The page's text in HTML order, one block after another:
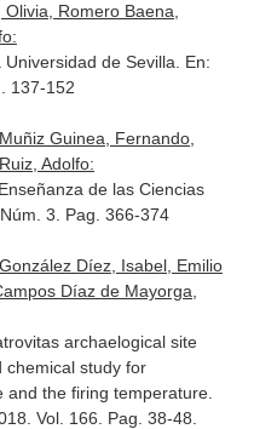
Romero Baena,
de Sevilla. En:
137-152
Guinea, Fernando,
Adolfo:
de las Ciencias
Núm. 3. Pag. 366-374
Díez, Isabel, Emilio
Díaz de Mayorga,
archaelogical site
chemical study for
the firing temperature.
Vol. 166. Pag. 38-48.